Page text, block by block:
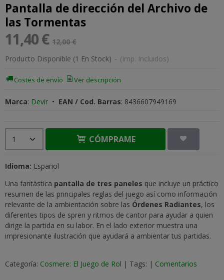
Pantalla de dirección del Archivo de
las Tormentas
11,40 € 12,00 €
Producto Disponible (1 En Stock) - (Imp. Incluidos)
Costes de envío Ver descripción
Marca: Devir • EAN / Cod. Barras: 8436607949169
CÓMPRAME
Idioma: Español
Una fantástica pantalla de tres paneles que incluye un práctico
resumen de las principales reglas del juego así como información
relevante de la ambientación sobre las Órdenes Radiantes, los
diferentes tipos de spren y ritmos de cantor para ayudar a quien
dirige la partida en su labor. En el lado exterior muestra una
impresionante ilustración que ayudará a ambientar tus partidas.
Categoría: Cosmere: El Juego de Rol | Tags: | Comentarios